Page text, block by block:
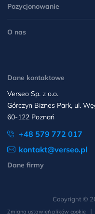
Pozycjonowanie
O nas
Dane kontaktowe
Verseo Sp. z o.o.
Górczyn Biznes Park, ul.
60-122 Poznań
+48 579 772 017
kontakt@verseo.pl
Dane firmy
Copyright ©
Zmiana ustawień plików cookie